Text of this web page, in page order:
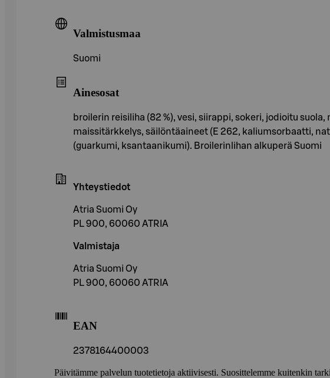
Valmistusmaa
Suomi
Ainesosat
broilerin reisiliha (82 %), vesi, siirappi, sokeri, jodioitu
maissitärkkelys, säilöntäaineet (E 262, kaliumsorbaatti,
(guarkumi, ksantaanikumi). Broilerinlihan alkuperä Suomi
Yhteystiedot
Atria Suomi Oy
PL 900, 60060 ATRIA
Valmistaja
Atria Suomi Oy
PL 900, 60060 ATRIA
EAN
2378164400003
Päivitämme palvelun tuotetietoja aktiivisesti. Suosittelemme kuitenkin